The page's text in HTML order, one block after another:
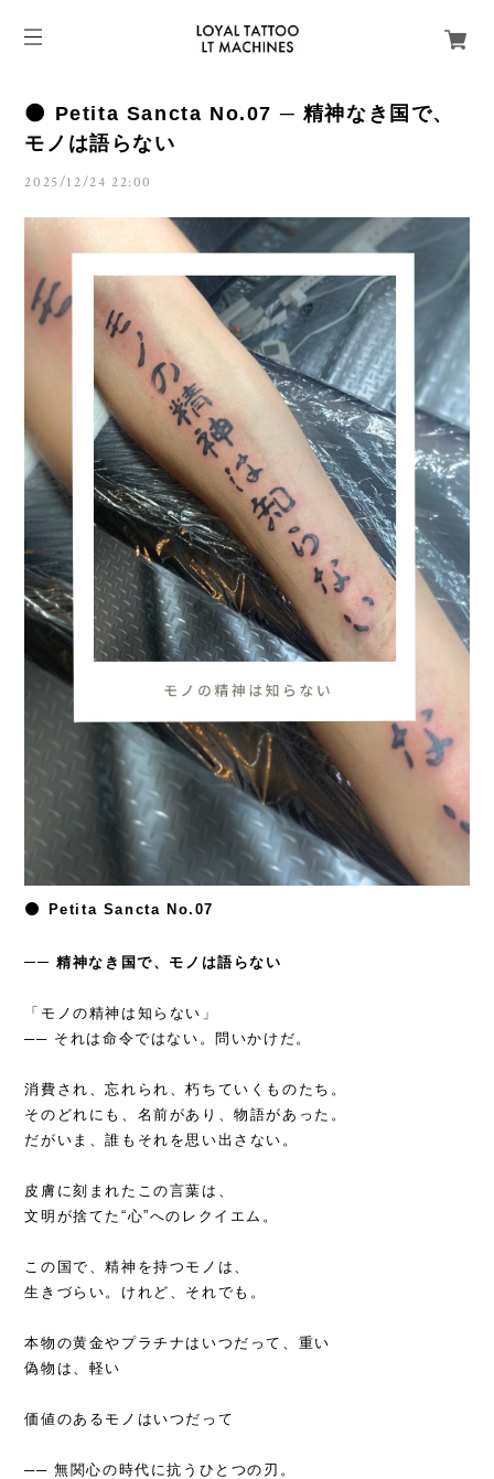
🌑 Petita Sancta No.07 ─ 精神なき国で、
モノは語らない
2025/12/24 22:00
🌑 Petita Sancta No.07
──精神なき国で、モノは語らない
「モノの精神は知らない」
── それは命令ではない。問いかけだ。
消費され、忘れられ、朽ちていくものたち。
そのどれにも、名前があり、物語があった。
だがいま、誰もそれを思い出さない。
皮膚に刻まれたこの言葉は、
文明が捨てた“心”へのレクイエム。
この国で、精神を持つモノは、
生きづらい。けれど、それでも。
本物の黄金やプラチナはいつだって、重い
偽物は、軽い
価値のあるモノはいつだって
── 無関心の時代に抗うひとつの刃。